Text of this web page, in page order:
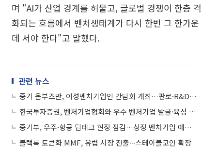
며 "AI가 산업 경계를 허물고, 글로벌 경쟁이 한층 격
화되는 흐름에서 벤처생태계가 다시 한번 그 한가운
데 서야 한다"고 말했다.
관련 뉴스
중기 옴부즈만, 여성벤처기업인 간담회 개최…판로·R&D 애로 청취
한국투자증권, 벤처기업협회와 우수 벤처기업 발굴·육성 위한 MOU 체결
중기부, 우주·항공 딥테크 현장 점검…상장 벤처기업 애로 청취
블랙록 토큰화 MMF, 유럽 시장 진출∙∙∙스테이블코인 확장